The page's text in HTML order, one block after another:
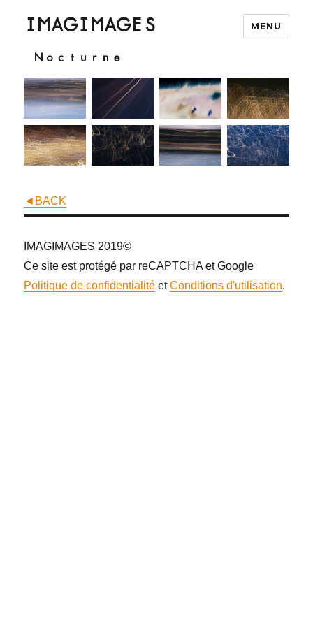
IMAGIMAGES MENU
Nocturne
◄BACK
IMAGIMAGES 2019©
Ce site est protégé par reCAPTCHA et Google
Politique de confidentialité etConditions d'utilisation.